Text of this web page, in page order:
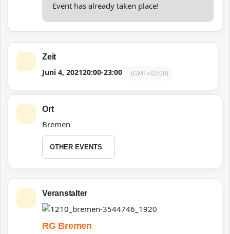
Event has already taken place!
Zeit
Juni 4, 202120:00-23:00 (GMT+02:00)
Ort
Bremen
OTHER EVENTS
Veranstalter
RG Bremen